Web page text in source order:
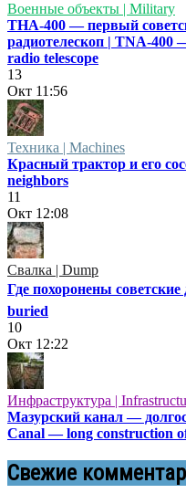
Военные объекты | Military
ТНА-400 — первый
радиотелескоп | TNA-400
radio telescope
13
Окт 11:56
Техника | Machines
Красный трактор и его
neighbors
11
Окт 12:08
Свалка | Dump
Где похоронены
buried
10
Окт 12:22
Инфраструктура |
Мазурский канал —
Canal — long construction
Свежие